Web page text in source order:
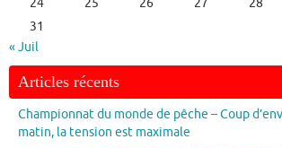
24
25 26 27 28
31
« Juil
Articles récents
Championnat du monde de pêche – Coup
matin, la tension est maximale